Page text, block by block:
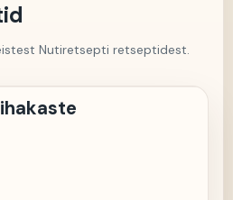
Nutiretsepti retseptidest.